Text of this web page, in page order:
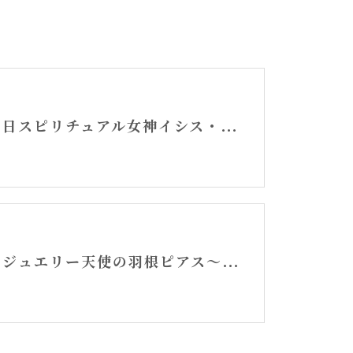
春分の日スピリチュアル女神イシス・観音波動のアロマぱひゅーむご予約スタート
お守りジュエリー天使の羽根ピアス〜ペリドット大天使チャミュエル〜